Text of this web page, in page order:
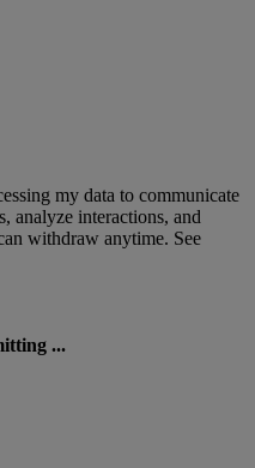
my data to communicate
analyze interactions, and
withdraw anytime. See
...